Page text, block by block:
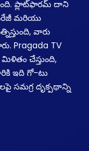
ప్లాట్‌ఫారమ్ దాని
మరియు
వారు
Pragada TV
చేస్తుంది,
ఇది గో-టు
సమగ్ర దృక్పథాన్ని